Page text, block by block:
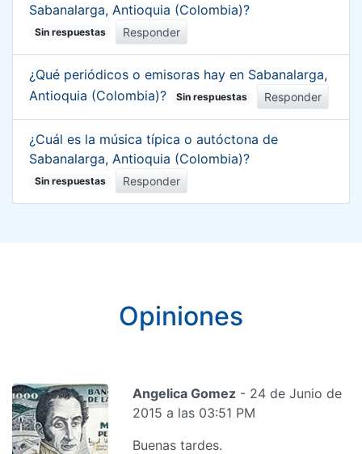
Sabanalarga, Antioquia (Colombia)?
Sin respuestas Responder
¿Qué periódicos o emisoras hay en Sabanalarga,
Antioquia (Colombia)?
Sin respuestas Responder
¿Cuál es la música típica o autóctona de
Sabanalarga, Antioquia (Colombia)?
Sin respuestas Responder
Opiniones
Angelica Gomez - 24 de Junio de
2015 a las 03:51 PM
Buenas tardes.